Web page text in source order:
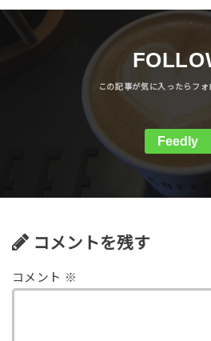
Feedly
コメントを残す
コメント ※